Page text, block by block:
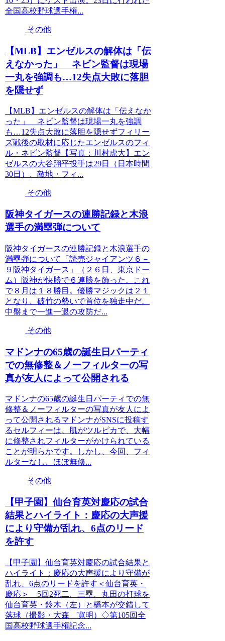
全国高校野球選手権...
その他
【MLB】エンゼルスの解体は「伝
えなかった」 ネビン監督は現場
一丸を強調も…12失点大敗に落胆
を隠せず
【MLB】エンゼルスの解体は「伝えなか
った」 ネビン監督は現場一丸を強調
も…12失点大敗に落胆を隠せずフィリー
ズ戦後の取材に応じたエンゼルスのフィ
ル・ネビン監督【写真：川村虎大】エン
ゼルスの大谷翔平投手は29日（日本時間
30日）、敵地・フィ...
その他
阪神タイガースの連勝記録と木浪
選手の満塁弾について
阪神タイガースの連勝記録と木浪選手の
満塁弾について「読売ジャイアンツ６－
９阪神タイガース」（２６日、東京ドー
ム）阪神が快勝で６連勝を飾った。これ
で８月は１８勝目。優勝マジックは２１
となり、破竹の勢いで首位を独走中だ。
中盤まで一進一退の攻防だ...
その他
マドンナの65歳の誕生日パーティ
での無修整＆ノーフィルターの写
真が友人によって公開される
マドンナの65歳の誕生日パーティでの無
修整＆ノーフィルターの写真が友人によ
って公開されるマドンナがSNSに投稿す
るセルフィーは、肌がツルピカで、大幅
に修整されフィルターがかけられている
ことが明らかです。しかし、今回、フィ
ルターなし、ほぼ無修...
その他
【甲子園】仙台育英対慶応の試合
結果とハイライト：慶応の大声援
により守備が乱れ、6点のリード
を許す
【甲子園】仙台育英対慶応の試合結果と
ハイライト：慶応の大声援により守備が
乱れ、6点のリードを許す＜仙台育英・
慶応＞ 5回2死二、三塁、丸田の打球を
仙台育英・鈴木（左）と橋本が交錯して
落球（撮影・大森 寛明）◇第105回全
国高校野球選手権記念...